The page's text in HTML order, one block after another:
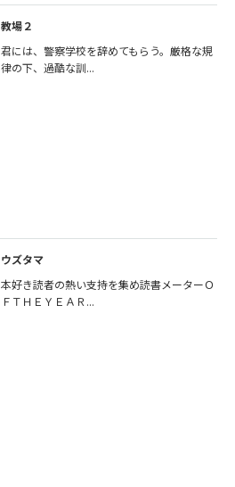
教場２
君には、警察学校を辞めてもらう。厳格な規
律の下、過酷な訓...
ウズタマ
本好き読者の熱い支持を集め読書メーターＯ
ＦＴＨＥＹＥＡＲ...